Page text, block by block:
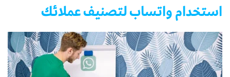
استخدام واتساب لتصنيف عملائك